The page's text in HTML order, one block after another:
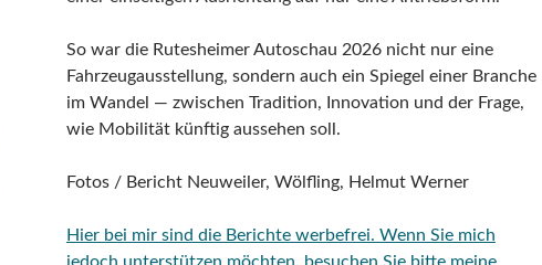
So war die Rutesheimer Autoschau 2026 nicht nur eine
Fahrzeugausstellung, sondern auch ein Spiegel einer Branche
im Wandel — zwischen Tradition, Innovation und der Frage,
wie Mobilität künftig aussehen soll.
Fotos / Bericht Neuweiler, Wölfling, Helmut Werner
Hier bei mir sind die Berichte werbefrei. Wenn Sie mich